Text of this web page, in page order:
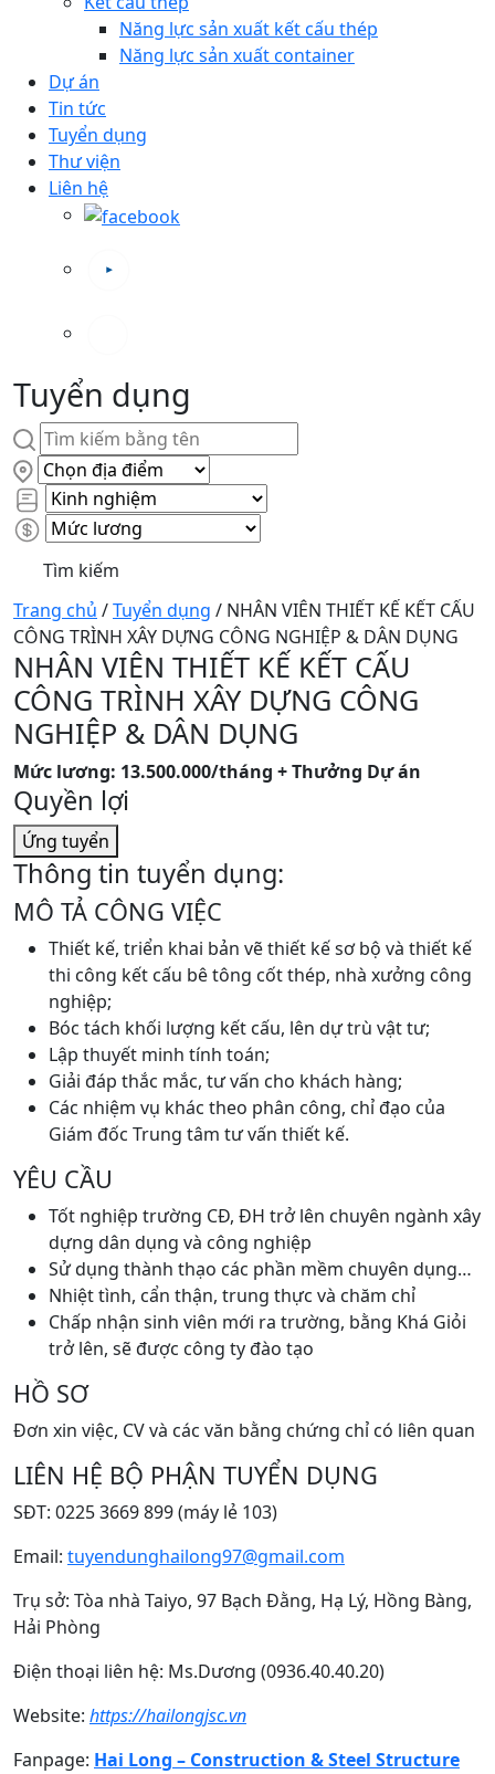
Năng lực sản xuất kết cấu thép
Năng lực sản xuất container
Dự án
Tin tức
Tuyển dụng
Thư viện
Liên hệ
Tuyển dụng
Trang chủ /Tuyển dụng / NHÂN VIÊN THIẾT KẾ KẾT CẤU
CÔNG TRÌNH XÂY DỰNG CÔNG NGHIỆP & DÂN DỤNG
NHÂN VIÊN THIẾT KẾ KẾT CẤU
CÔNG TRÌNH XÂY DỰNG CÔNG
NGHIỆP & DÂN DỤNG
Mức lương: 13.500.000/tháng + Thưởng Dự án
Quyền lợi
Ứng tuyển
Thông tin tuyển dụng:
MÔ TẢ CÔNG VIỆC
Thiết kế, triển khai bản vẽ thiết kế sơ bộ và thiết kế
thi công kết cấu bê tông cốt thép, nhà xưởng công
nghiệp;
Bóc tách khối lượng kết cấu, lên dự trù vật tư;
Lập thuyết minh tính toán;
Giải đáp thắc mắc, tư vấn cho khách hàng;
Các nhiệm vụ khác theo phân công, chỉ đạo của
Giám đốc Trung tâm tư vấn thiết kế.
YÊU CẦU
Tốt nghiệp trường CĐ, ĐH trở lên chuyên ngành xây
dựng dân dụng và công nghiệp
Sử dụng thành thạo các phần mềm chuyên dụng…
Nhiệt tình, cẩn thận, trung thực và chăm chỉ
Chấp nhận sinh viên mới ra trường, bằng Khá Giỏi
trở lên, sẽ được công ty đào tạo
HỒ SƠ
Đơn xin việc, CV và các văn bằng chứng chỉ có liên quan
LIÊN HỆ BỘ PHẬN TUYỂN DỤNG
SĐT: 0225 3669 899 (máy lẻ 103)
Email: tuyendunghailong97@gmail.com
Trụ sở: Tòa nhà Taiyo, 97 Bạch Đằng, Hạ Lý, Hồng Bàng,
Hải Phòng
Điện thoại liên hệ: Ms.Dương (0936.40.40.20)
Website: https://hailongjsc.vn
Fanpage: Hai Long – Construction & Steel Structure